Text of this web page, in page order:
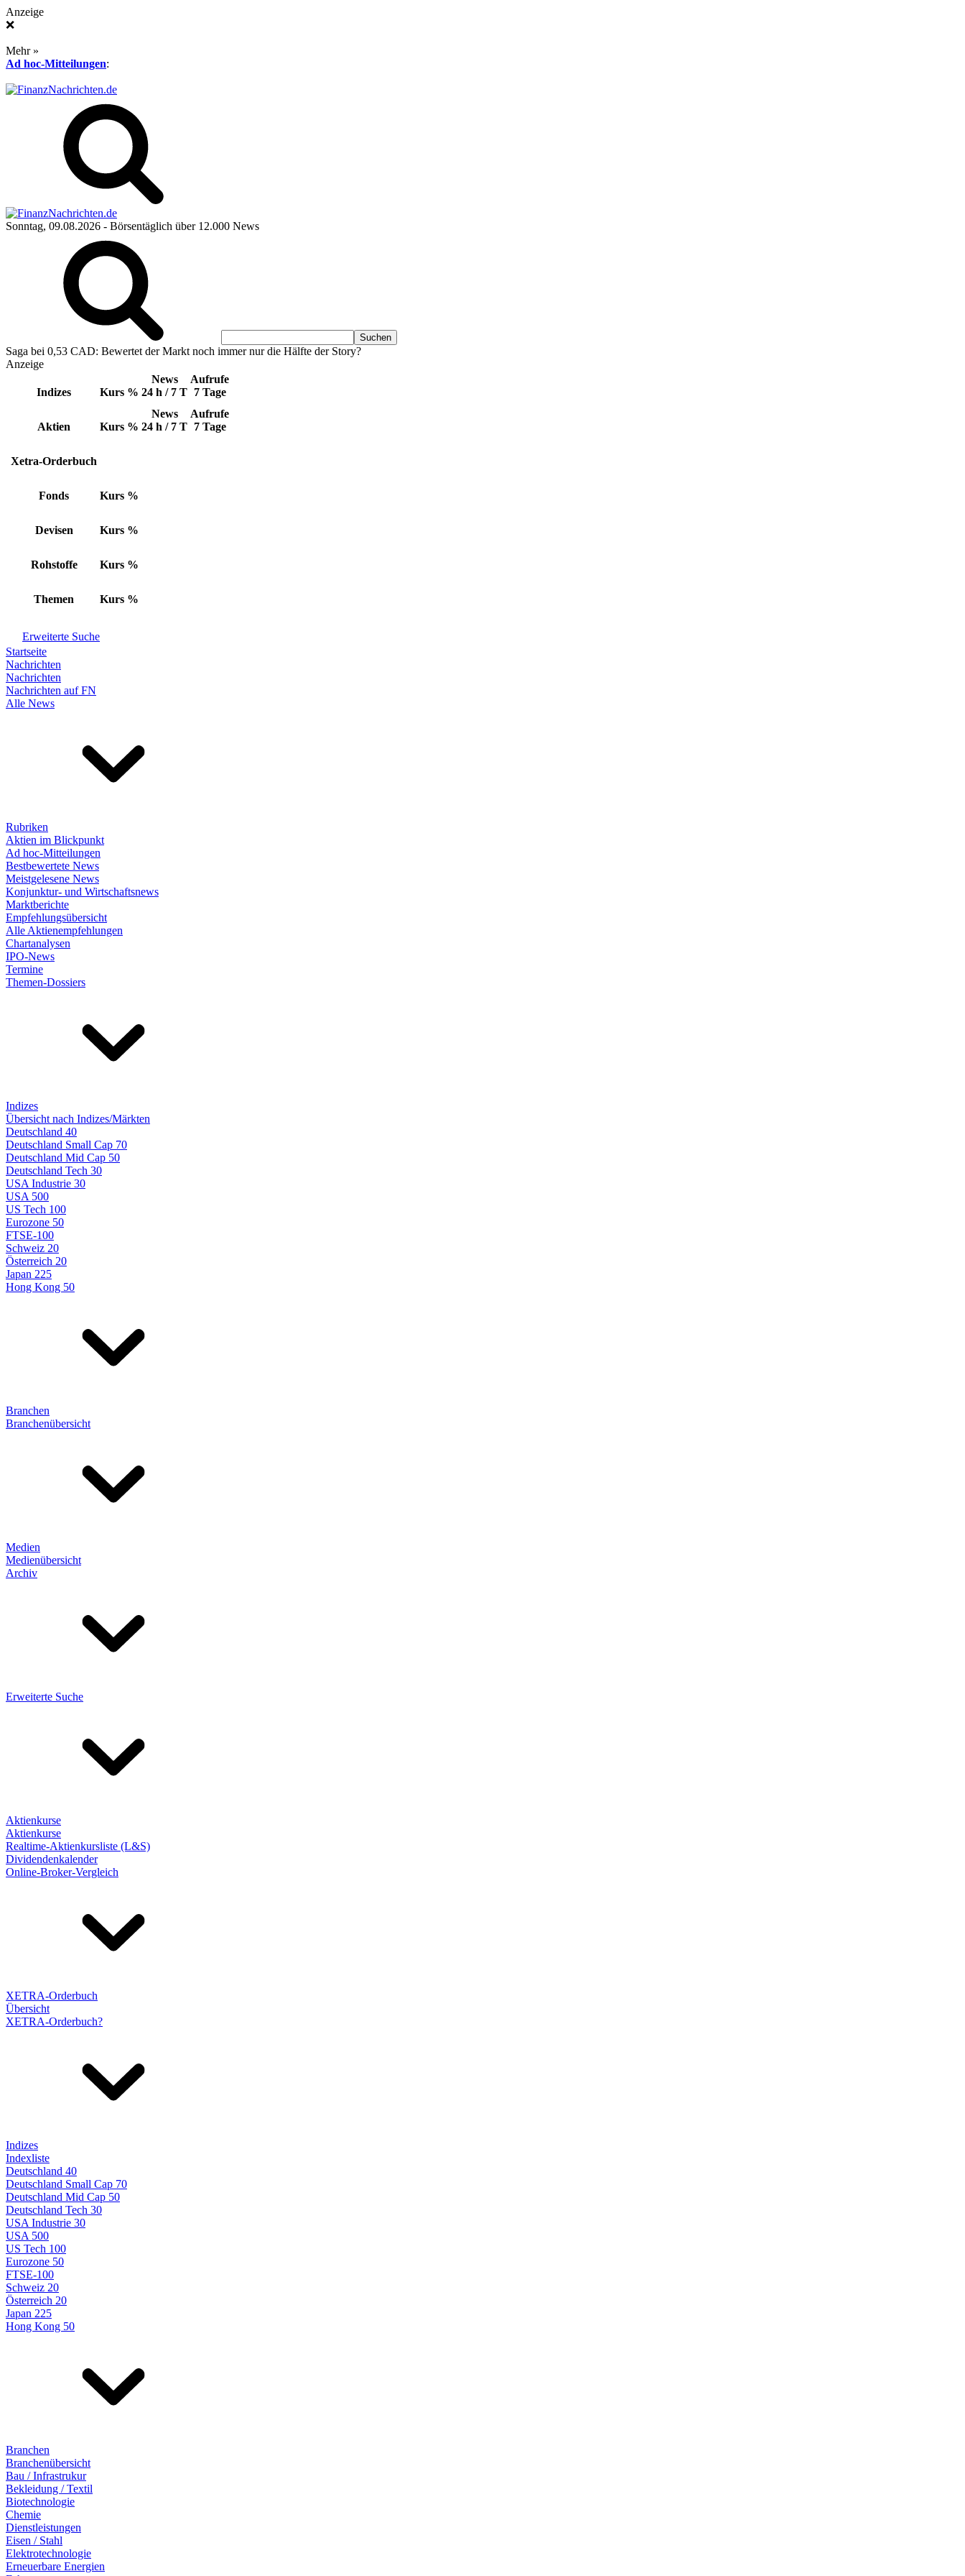
Anzeige
❌
Mehr »
Ad hoc-Mitteilungen:
Sonntag, 09.08.2026 - Börsentäglich über 12.000 News
Saga bei 0,53 CAD: Bewertet der Markt noch immer nur die Hälfte der Story?
Anzeige
Indizes Kurs %
News
24 h / 7 T
Aufrufe
7 Tage
Aktien Kurs %
News
24 h / 7 T
Aufrufe
7 Tage
Xetra-Orderbuch
Fonds Kurs %
Devisen Kurs %
Rohstoffe Kurs %
Themen Kurs %
Erweiterte Suche
Startseite
Nachrichten
Nachrichten
Nachrichten auf FN
Alle News
Rubriken
Aktien im Blickpunkt
Ad hoc-Mitteilungen
Bestbewertete News
Meistgelesene News
Konjunktur- und Wirtschaftsnews
Marktberichte
Empfehlungsübersicht
Alle Aktienempfehlungen
Chartanalysen
IPO-News
Termine
Themen-Dossiers
Indizes
Übersicht nach Indizes/Märkten
Deutschland 40
Deutschland Small Cap 70
Deutschland Mid Cap 50
Deutschland Tech 30
USA Industrie 30
USA 500
US Tech 100
Eurozone 50
FTSE-100
Schweiz 20
Österreich 20
Japan 225
Hong Kong 50
Branchen
Branchenübersicht
Medien
Medienübersicht
Archiv
Erweiterte Suche
Aktienkurse
Aktienkurse
Realtime-Aktienkursliste (L&S)
Dividendenkalender
Online-Broker-Vergleich
XETRA-Orderbuch
Übersicht
XETRA-Orderbuch?
Indizes
Indexliste
Deutschland 40
Deutschland Small Cap 70
Deutschland Mid Cap 50
Deutschland Tech 30
USA Industrie 30
USA 500
US Tech 100
Eurozone 50
FTSE-100
Schweiz 20
Österreich 20
Japan 225
Hong Kong 50
Branchen
Branchenübersicht
Bau / Infrastrukur
Bekleidung / Textil
Biotechnologie
Chemie
Dienstleistungen
Eisen / Stahl
Elektrotechnologie
Erneuerbare Energien